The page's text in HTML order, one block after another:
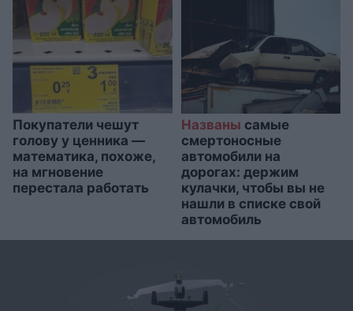
Покупатели чешут
голову у ценника —
математика, похоже,
на мгновение
перестала работать
Названы самые
смертоносные
автомобили на
дорогах: держим
кулачки, чтобы вы не
нашли в списке свой
автомобиль